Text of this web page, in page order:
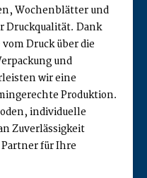
Wochenblätter und
Druckqualität. Dank
Druck über die
und
wir eine
Produktion.
individuelle
Zuverlässigkeit
für Ihre